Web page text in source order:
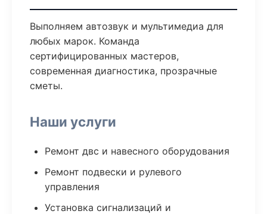
Выполняем автозвук и мультимедиа для
любых марок. Команда
сертифицированных мастеров,
современная диагностика, прозрачные
сметы.
Наши услуги
Ремонт двс и навесного оборудования
Ремонт подвески и рулевого
управления
Установка сигнализаций и